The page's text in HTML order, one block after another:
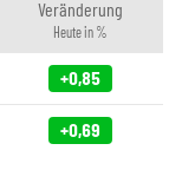
Veränderung
Heute in %
+0,85
+0,69